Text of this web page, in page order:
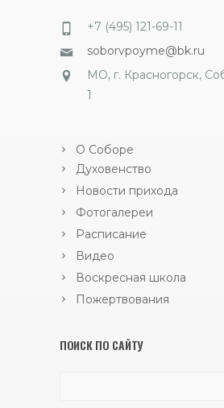
+7 (495) 121-69-11
soborvpoyme@bk.ru
МО, г. Красногорск,
1
О Соборе
Духовенство
Новости прихода
Фотогалереи
Расписание
Видео
Воскресная школа
Пожертвования
ПОИСК ПО САЙТУ